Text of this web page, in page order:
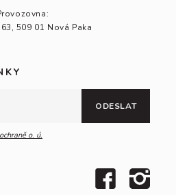
509 01 Nová Paka
ODESLAT
o. ú.